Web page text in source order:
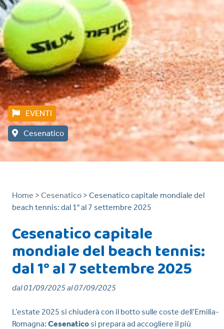
EVENTI
Cesenatico
Home > Cesenatico > Cesenatico capitale mondiale del
beach tennis: dal 1° al 7 settembre 2025
Cesenatico capitale
mondiale del beach tennis:
dal 1° al 7 settembre 2025
dal 01/09/2025 al 07/09/2025
L’estate 2025 si chiuderà con il botto sulle coste dell’Emilia-
Romagna: Cesenatico si prepara ad accogliere il più